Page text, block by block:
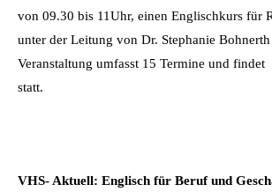
von 09.30 bis 11Uhr, einen Englischkurs für
unter der Leitung von Dr. Stephanie
Veranstaltung umfasst 15 Termine und findet
statt.
VHS- Aktuell: Englisch für Beruf und